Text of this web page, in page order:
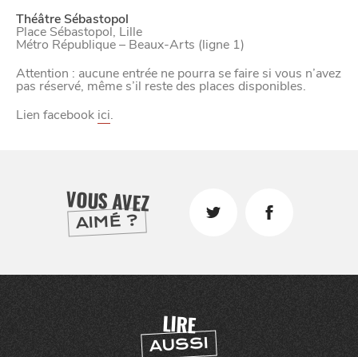
Théâtre Sébastopol
Place Sébastopol, Lille
Métro République – Beaux-Arts (ligne 1)
Attention : aucune entrée ne pourra se faire si vous n’avez
pas réservé, même s’il reste des places disponibles.
Lien facebook ici.
VOUS AVEZ
AIMÉ ?
LIRE
AUSSI